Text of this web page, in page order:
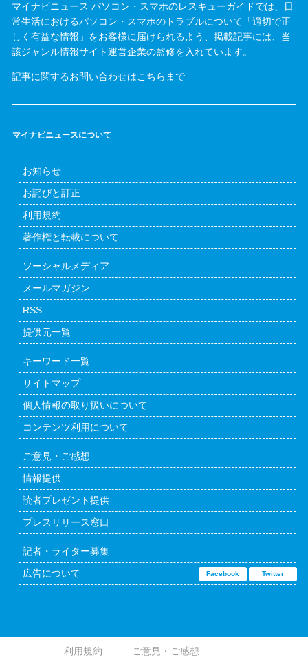
マイナビニュース パソコン・スマホのレスキューガイドでは、日
常生活におけるパソコン・スマホのトラブルについて「適切で正
しく有益な情報」をお客様に届けられるよう、掲載記事には、当
該ジャンル情報サイト運営企業の監修を入れています。
記事に関するお問い合わせはこちら まで
マイナビニュースについて
お知らせ
お詫びと訂正
利用規約
著作権と転載について
ソーシャルメディア
メールマガジン
RSS
提供元一覧
キーワード一覧
サイトマップ
個人情報の取り扱いについて
コンテンツ利用について
ご意見・ご感想
情報提供
読者プレゼント提供
プレスリリース窓口
記者・ライター募集
広告について
Facebook Twitter
利用規約 ご意見・ご感想